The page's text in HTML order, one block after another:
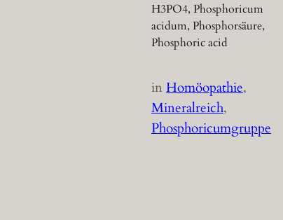
H3PO4, Phosphoricum
acidum, Phosphorsäure,
Phosphoric acid
inHomöopathie
Mineralreich
Phosphoricumgruppe